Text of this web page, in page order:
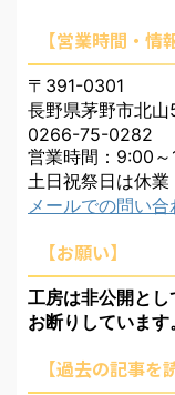
【営業時間・情
〒391-0301
長野県茅野市北
0266-75-0282
営業時間：9:00～
土日祝祭日は休業
メールでの問い合
【お願い】
工房は非公開と
お断りしています。
【過去の記事を